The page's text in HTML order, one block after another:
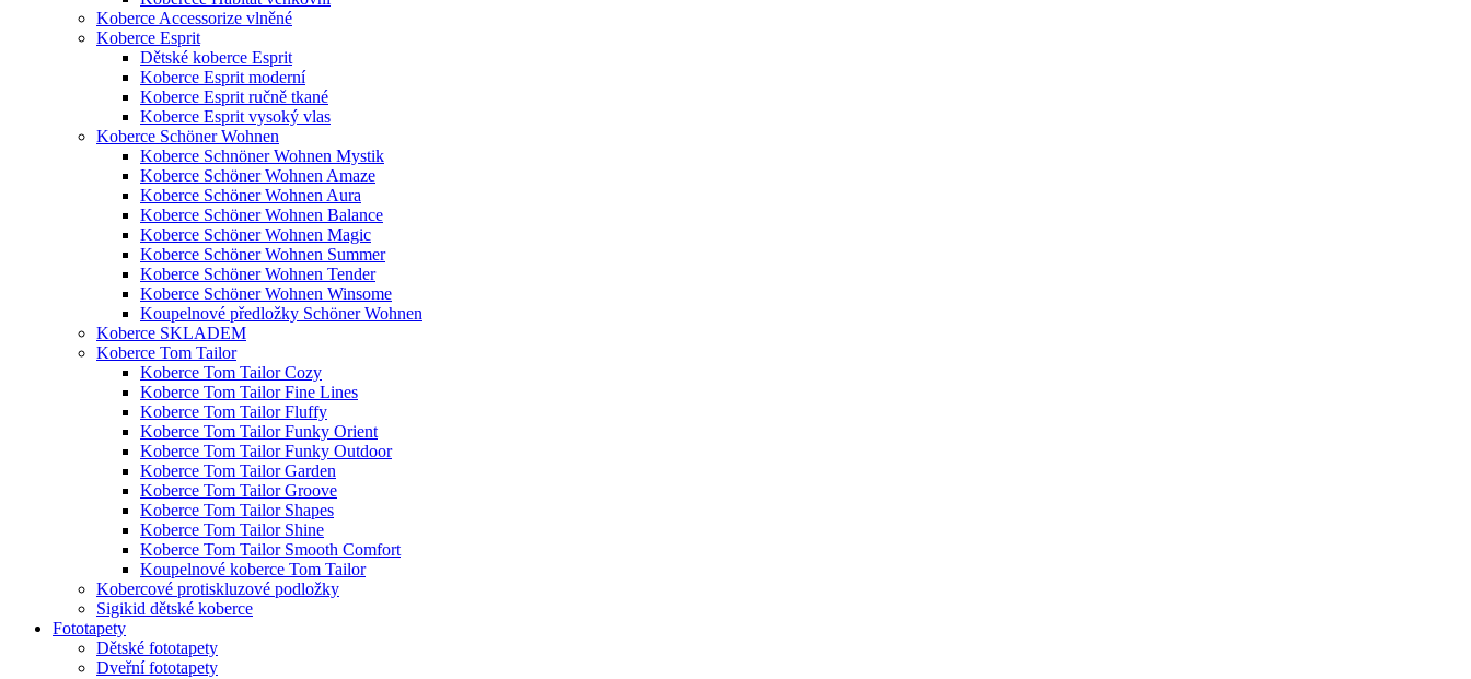
Koberce Accessorize vlněné
Koberce Esprit
Dětské koberce Esprit
Koberce Esprit moderní
Koberce Esprit ručně tkané
Koberce Esprit vysoký vlas
Koberce Schöner Wohnen
Koberce Schnöner Wohnen Mystik
Koberce Schöner Wohnen Amaze
Koberce Schöner Wohnen Aura
Koberce Schöner Wohnen Balance
Koberce Schöner Wohnen Magic
Koberce Schöner Wohnen Summer
Koberce Schöner Wohnen Tender
Koberce Schöner Wohnen Winsome
Koupelnové předložky Schöner Wohnen
Koberce SKLADEM
Koberce Tom Tailor
Koberce Tom Tailor Cozy
Koberce Tom Tailor Fine Lines
Koberce Tom Tailor Fluffy
Koberce Tom Tailor Funky Orient
Koberce Tom Tailor Funky Outdoor
Koberce Tom Tailor Garden
Koberce Tom Tailor Groove
Koberce Tom Tailor Shapes
Koberce Tom Tailor Shine
Koberce Tom Tailor Smooth Comfort
Koupelnové koberce Tom Tailor
Kobercové protiskluzové podložky
Sigikid dětské koberce
Fototapety
Dětské fototapety
Dveřní fototapety